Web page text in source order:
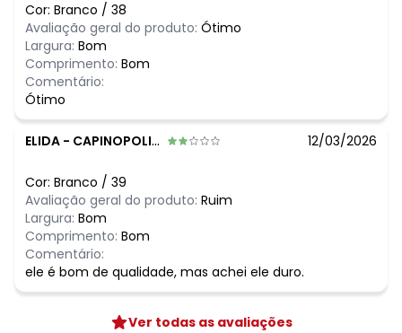
Cor: Branco / 38
Avaliação geral do produto: Ótimo
Largura: Bom
Comprimento: Bom
Comentário:
Ótimo
ELIDA - CAPINOPOLIS - MG 12/03/2026
Cor: Branco / 39
Avaliação geral do produto: Ruim
Largura: Bom
Comprimento: Bom
Comentário:
ele é bom de qualidade, mas achei ele duro.
Ver todas as avaliações